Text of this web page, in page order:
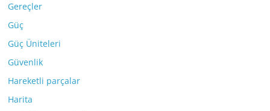
Gereçler
Güç
Güç Üniteleri
Güvenlik
Hareketli parçalar
Harita